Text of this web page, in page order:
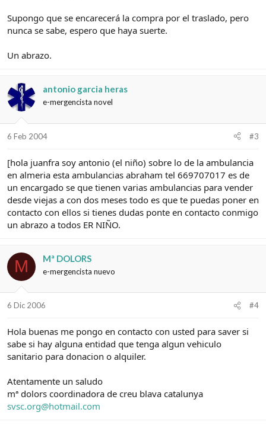
Supongo que se encarecerá la compra por el traslado, pero
nunca se sabe, espero que haya suerte.
Un abrazo.
antonio garcia heras
e-mergencista novel
6 Feb 2004 #3
[hola juanfra soy antonio (el niño) sobre lo de la ambulancia
en almeria esta ambulancias abraham tel 669707017 es de
un encargado se que tienen varias ambulancias para vender
desde viejas a con dos meses todo es que te puedas poner en
contacto con ellos si tienes dudas ponte en contacto conmigo
un abrazo a todos ER NIÑO.
M Mª DOLORS
e-mergencista nuevo
6 Dic 2006 #4
Hola buenas me pongo en contacto con usted para saver si
sabe si hay alguna entidad que tenga algun vehiculo
sanitario para donacion o alquiler.
Atentamente un saludo
mª dolors coordinadora de creu blava catalunya
svsc.org@hotmail.com